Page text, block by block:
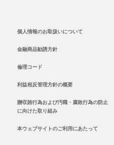
個人情報のお取扱いについて
金融商品勧誘方針
倫理コード
利益相反管理方針の概要
贈収賄行為および汚職・腐敗行為の防止
に向けた取り組み
本ウェブサイトのご利用にあたって